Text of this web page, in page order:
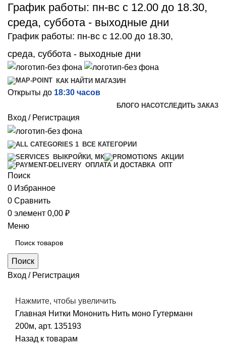
График работы: пн-вс с 12.00 до 18.30,
среда, суббота - выходные дни
График работы: пн-вс с 12.00 до 18.30,
среда, суббота - выходные дни
КАК НАЙТИ МАГАЗИН
Открыты до 18:30 часов
БЛОГО НАСОТСЛЕДИТЬ ЗАКАЗ
Вход / Регистрация
ВСЕ КАТЕГОРИИ
ВЫКРОЙКИ, МК
АКЦИИ
ОПЛАТА И ДОСТАВКА ОПТ
Поиск
0 Избранное
0 Сравнить
0 элемент 0,00 ₽
Меню
Поиск
Вход / Регистрация
Нажмите, чтобы увеличить
Главная Нитки Мононить Нить моно Гутерманн
200м, арт. 135193
Назад к товарам